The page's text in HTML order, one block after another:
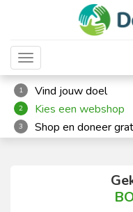
Toggle navigation
1 Vind jouw doel
2 Kies een webshop
3 Shop en doneer